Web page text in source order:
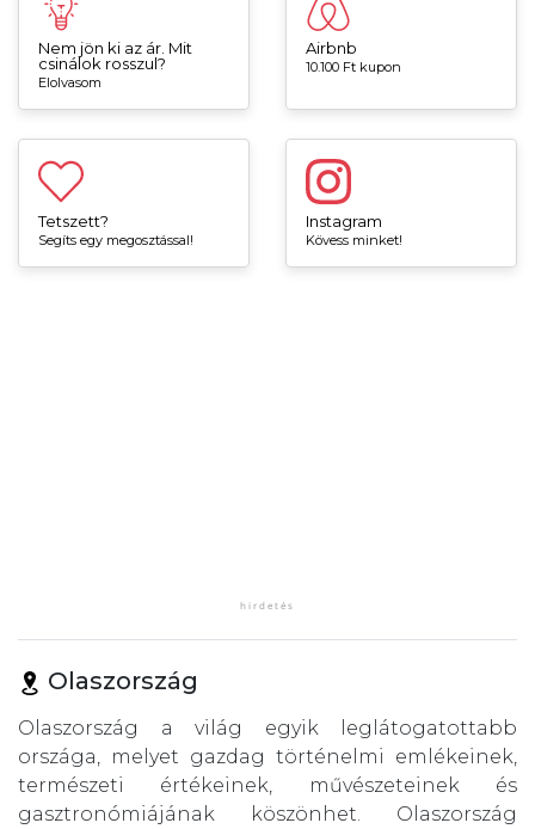
Nem jön ki az ár. Mit
csinálok rosszul?
Elolvasom
Airbnb
10.100 Ft kupon
Tetszett?
Segíts egy megosztással!
Instagram
Kövess minket!
Olaszország
Olaszország a világ egyik leglátogatottabb
országa, melyet gazdag történelmi emlékeinek,
természeti értékeinek, művészeteinek és
gasztronómiájának köszönhet. Olaszország